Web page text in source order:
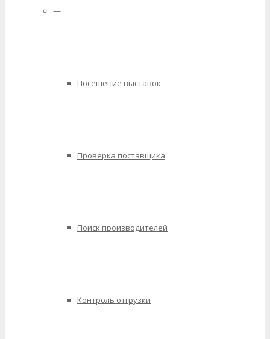
—
Посещение выставок
Проверка поставщика
Поиск производителей
Контроль отгрузки